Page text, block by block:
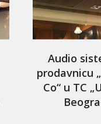
Audio
prodavnicu
Co“ u TC